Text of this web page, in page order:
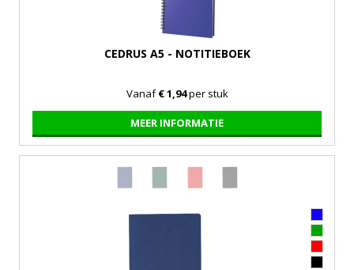
CEDRUS A5 - NOTITIEBOEK
Vanaf€ 1,94per stuk
MEER INFORMATIE